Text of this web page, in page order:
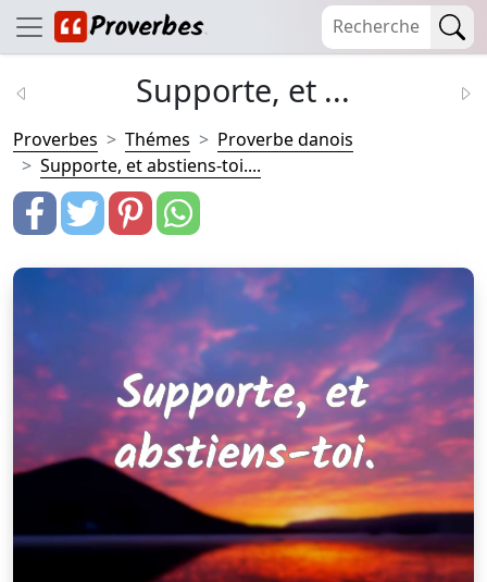
Supporte, et ...
Proverbes Thémes
Proverbe danois
Supporte, et abstiens-toi....